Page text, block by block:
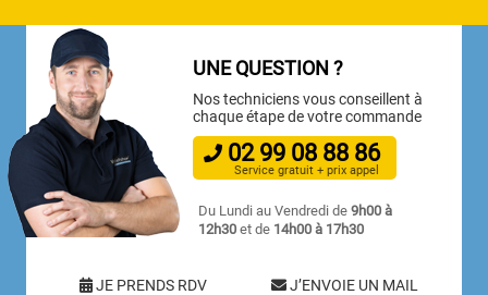
UNE QUESTION ?
Nos techniciens vous conseillent à
chaque étape de votre commande
02 99 08 88 86
Service gratuit + prix appel
Du Lundi au Vendredi de9h00 à
12h30 et de 14h00 à 17h30
JE PRENDS RDV J’ENVOIE UN MAIL